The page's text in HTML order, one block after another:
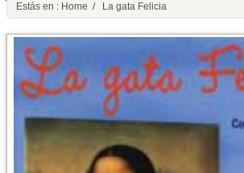
Estás en : Home / La gata Felicia